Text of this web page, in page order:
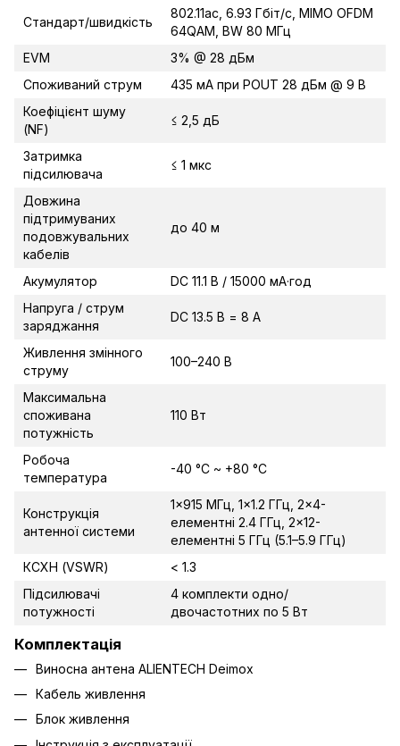
Стандарт/швидкість
802.11ac, 6.93 Гбіт/с, MIMO OFDM
64QAM, BW 80 МГц
EVM
3% @ 28 дБм
Споживаний струм
435 мА при POUT 28 дБм @ 9 В
Коефіцієнт шуму
(NF)
≤ 2,5 дБ
Затримка
підсилювача
≤ 1 мкс
Довжина
підтримуваних
подовжувальних
кабелів
до 40 м
Акумулятор
DC 11.1 В / 15000 мА·год
Напруга / струм
заряджання
DC 13.5 В = 8 А
Живлення змінного
струму
100–240 В
Максимальна
споживана
потужність
110 Вт
Робоча
температура
-40 °C ~ +80 °C
Конструкція
антенної системи
1×915 МГц, 1×1.2 ГГц, 2×4-
елементні 2.4 ГГц, 2×12-
елементні 5 ГГц (5.1–5.9 ГГц)
КСХН (VSWR)
< 1.3
Підсилювачі
потужності
4 комплекти одно/
двочастотних по 5 Вт
Комплектація
Виносна антена ALIENTECH Deimox
Кабель живлення
Блок живлення